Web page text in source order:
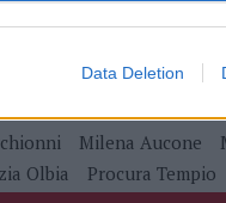
Data Deletion
nella sezioneLogin
Milena Aucone
Olbia Procura Tempio